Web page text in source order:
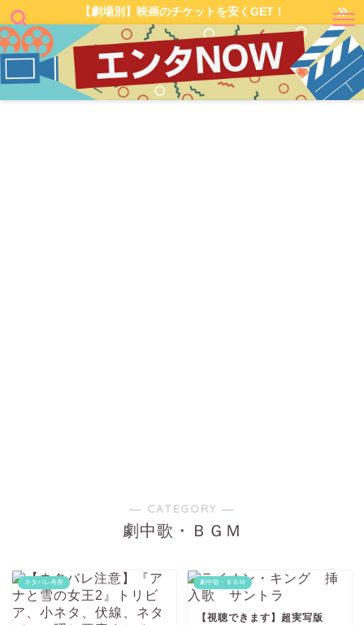
【劇場別】映画のチケットを安くGET！
― CATEGORY ―
劇中歌・ＢＧＭ
ネタバレ考察 劇中歌・ＢＧＭ
【視聴できます】超実写版